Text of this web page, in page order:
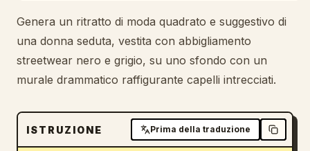
Prompt
Prezzi
Scarica
Genera un ritratto di moda quadrato e suggestivo di
una donna seduta, vestita con abbigliamento
streetwear nero e grigio, su uno sfondo con un
murale drammatico raffigurante capelli intrecciati.
ISTRUZIONE Prima della traduzione